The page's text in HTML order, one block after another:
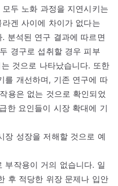
두 노화 과정을 지연시키는
겐 사이에 차이가 없다는
분석된 연구 결과에 따르면
경구로 섭취할 경우 피부
것으로 나타났습니다. 또한
를 개선하며, 기존 연구에 따
용은 없는 것으로 확인되었
한 요인들이 시장 확대에 기
장 성장을 저해할 것으로 예
부작용이 거의 없습니다. 일
후 적당한 위장 문제나 입안